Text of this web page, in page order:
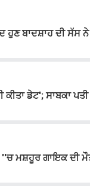
ਹੁਣ ਬਾਦਸ਼ਾਹ ਦੀ ਸੱਸ
ਡੇਟ'; ਸਾਬਕਾ
ਮਸ਼ਹੂਰ ਗਾਇਕ ਦੀ